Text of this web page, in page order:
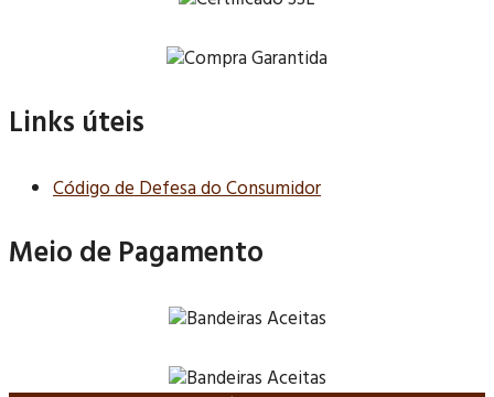
Links úteis
Código de Defesa do Consumidor
Meio de Pagamento